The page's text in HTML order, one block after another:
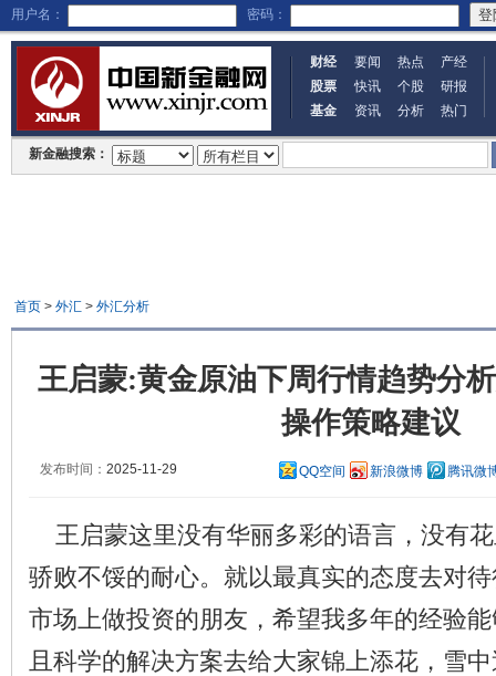
用户名： 密码：
财经 要闻 热点
产经
股票
快讯 个股
研报
基金
资讯 分析 热门
新金融搜索：
首页> 外汇> 外汇分析
王启蒙:黄金原油下周行情趋势分
操作策略建议
发布时间： 2025-11-29 QQ空间 新浪微博 腾讯微
王启蒙这里没有华丽多彩的语言，没有
骄败不馁的耐心。就以最真实的态度去对
市场上做投资的朋友，希望我多年的经验
且科学的解决方案去给大家锦上添花，雪